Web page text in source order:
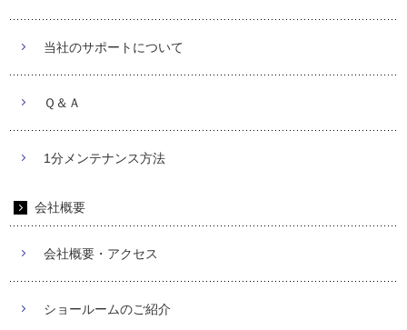
当社のサポートについて
Ｑ＆Ａ
1分メンテナンス方法
会社概要
会社概要・アクセス
ショールームのご紹介